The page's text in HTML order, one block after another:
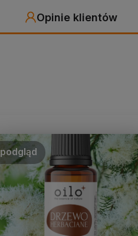
Opinie klientów
podgląd